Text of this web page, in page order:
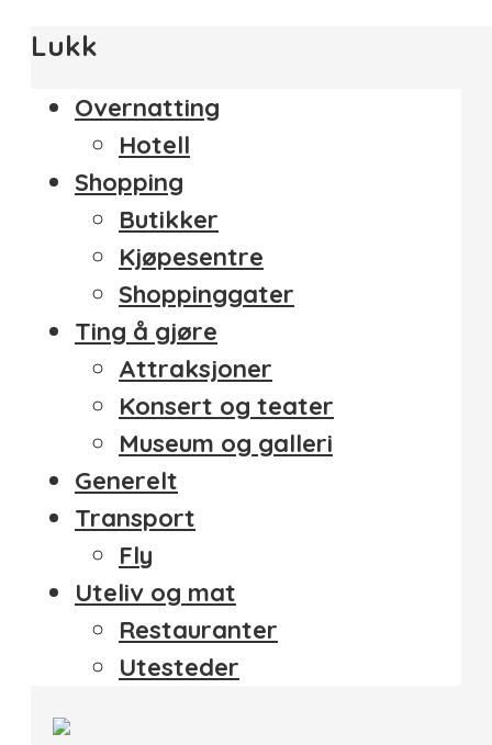
Lukk
Overnatting
Hotell
Shopping
Butikker
Kjøpesentre
Shoppinggater
Ting å gjøre
Attraksjoner
Konsert og teater
Museum og galleri
Generelt
Transport
Fly
Uteliv og mat
Restauranter
Utesteder